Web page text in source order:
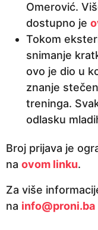
Omerović.
dostupno je
Tokom
snimanje
ovo je dio u
znanje
treninga.
odlasku
Broj prijava je
na ovom linku.
Za više
na info@proni.ba